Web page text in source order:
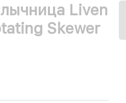
Liven
Skewer